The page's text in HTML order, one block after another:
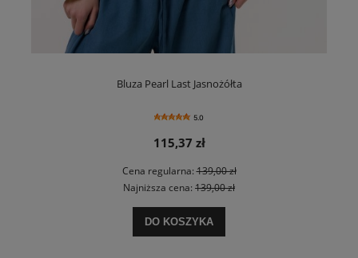
Bluza Pearl Last Jasnożółta
5.0
115,37 zł
Cena regularna:139,00 zł
Najniższa cena: 139,00 zł
DO KOSZYKA